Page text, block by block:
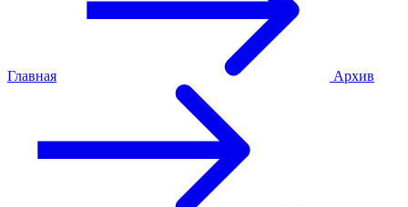
Главная Архив